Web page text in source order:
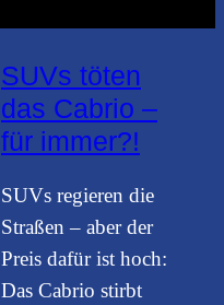
SUVs töten
das Cabrio –
für immer?!
SUVs regieren die
Straßen – aber der
Preis dafür ist hoch:
Das Cabrio stirbt